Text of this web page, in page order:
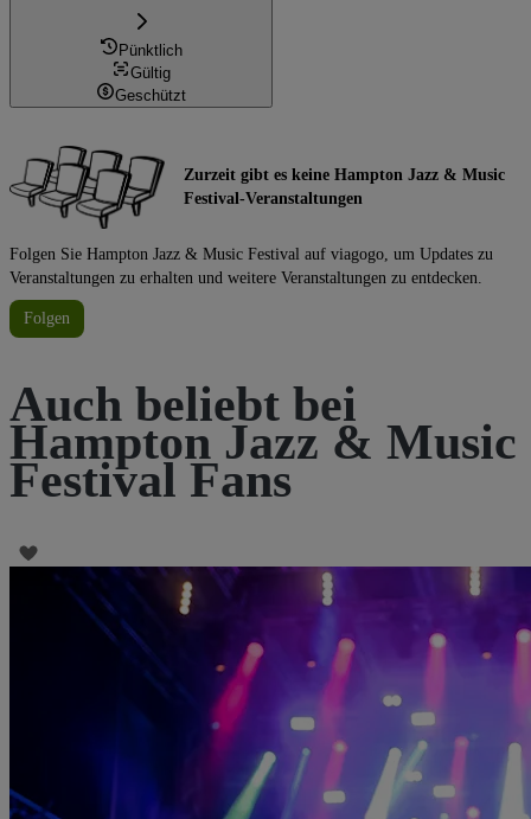
Pünktlich
Gültig
Geschützt
Zurzeit gibt es keine Hampton Jazz & Music
Festival-Veranstaltungen
Folgen Sie Hampton Jazz & Music Festival auf viagogo, um Updates zu
Veranstaltungen zu erhalten und weitere Veranstaltungen zu entdecken.
Folgen
Auch beliebt bei
Hampton Jazz & Music
Festival Fans